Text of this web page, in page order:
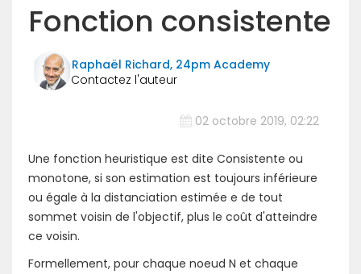
Fonction consistente
Raphaël Richard, 24pm Academy
02 octobre 2019, 02:22
Une fonction heuristique est dite Consistente ou
monotone, si son estimation est toujours inférieure
ou égale à la distanciation estimée e de tout
sommet voisin de l'objectif, plus le coût d'atteindre
ce voisin.
Formellement, pour chaque noeud N et chaque